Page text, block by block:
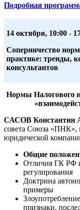
Подробная
14 октября, 10:00 -
Соперничество
практике: тренды,
консультантов
Нормы Налогового
САСОВ Константин
совета Союза «ПНК»,
юридической
Общие
Отличия ГК РФ
регулирования
Доктрина
примеры
признаки,